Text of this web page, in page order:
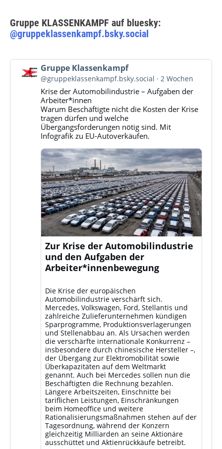
Gruppe KLASSENKAMPF auf bluesky:
@gruppeklassenkampf.bsky.social
Beitrag
von
Gruppe
Klassenkampf
Bluesky
ansehen
Gruppe Klassenkampf
@gruppeklassenkampf.bsky.social 2 Wochen
Krise der Automobilindustrie – Aufgaben der
Arbeiter*innen
Warum Beschäftigte nicht die Kosten der Krise
tragen dürfen und welche
Übergangsforderungen nötig sind. Mit
Infografik zu EU-Autoverkäufen.
Zur Krise der Automobilindustrie
und den Aufgaben der
Arbeiter*innenbewegung
Die Krise der europäischen
Automobilindustrie verschärft sich.
Mercedes, Volkswagen, Ford, Stellantis und
zahlreiche Zulieferunternehmen kündigen
Sparprogramme, Produktionsverlagerungen
und Stellenabbau an. Als Ursachen werden
die verschärfte internationale Konkurrenz –
insbesondere durch chinesische Hersteller –,
der Übergang zur Elektromobilität sowie
Überkapazitäten auf dem Weltmarkt
genannt. Auch bei Mercedes sollen nun die
Beschäftigten die Rechnung bezahlen.
Längere Arbeitszeiten, Einschnitte bei
tariflichen Leistungen, Einschränkungen
beim Homeoffice und weitere
Rationalisierungsmaßnahmen stehen auf der
Tagesordnung, während der Konzern
gleichzeitig Milliarden an seine Aktionäre
ausschüttet und Aktienrückkäufe betreibt.